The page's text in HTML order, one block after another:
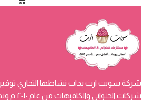
شركة سويت ارت بدات نشاطها التجاري
شركات